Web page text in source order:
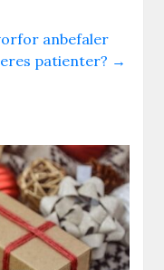
anbefaler
patienter? →